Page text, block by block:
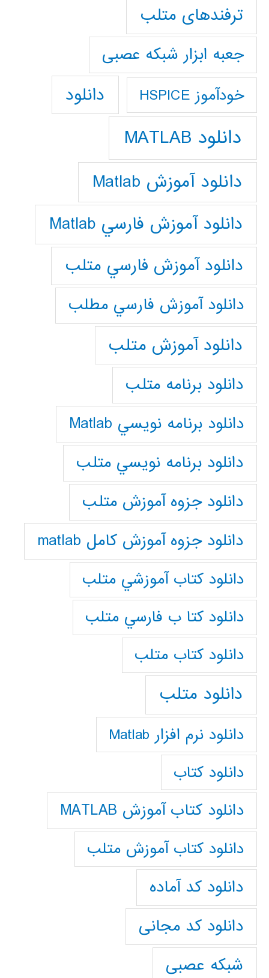
ترفندهای متلب
جعبه ابزار شبکه عصبی
خودآموز HSPICE دانلود
دانلود MATLAB
دانلود آموزش Matlab
دانلود آموزش فارسي Matlab
دانلود آموزش فارسي متلب
دانلود آموزش فارسي مطلب
دانلود آموزش متلب
دانلود برنامه متلب
دانلود برنامه نويسي Matlab
دانلود برنامه نويسي متلب
دانلود جزوه آموزش متلب
دانلود جزوه آموزش کامل matlab
دانلود كتاب آموزشي متلب
دانلود كتا ب فارسي متلب
دانلود كتاب متلب
دانلود متلب
دانلود نرم افزار Matlab
دانلود کتاب
دانلود کتاب آموزش MATLAB
دانلود کتاب آموزش متلب
دانلود کد آماده
دانلود کد مجانی
شبکه عصبی